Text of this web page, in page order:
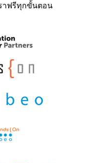
าฟรีทุกขั้นตอน